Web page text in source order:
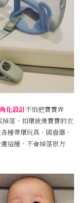
化設計不怕把寶寶弄
落，扣環就像寶寶的衣
種帶環玩具、固齒器、
這種，不會掉落很方